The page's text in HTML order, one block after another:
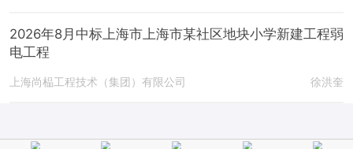
2026年8月中标上海市上海市某社区地块小学新建工程弱
电工程
上海尚榀工程技术（集团）有限公司 徐洪奎